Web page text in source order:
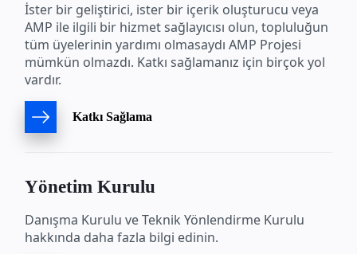
İster bir geliştirici, ister bir içerik oluşturucu veya
AMP ile ilgili bir hizmet sağlayıcısı olun, topluluğun
tüm üyelerinin yardımı olmasaydı AMP Projesi
mümkün olmazdı. Katkı sağlamanız için birçok yol
vardır.
Katkı Sağlama
Yönetim Kurulu
Danışma Kurulu ve Teknik Yönlendirme Kurulu
hakkında daha fazla bilgi edinin.